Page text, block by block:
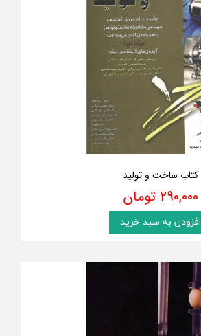
کتاب ساخت و تولید
۲۹۰,۰۰۰ تومان
افزودن به سبد خرید